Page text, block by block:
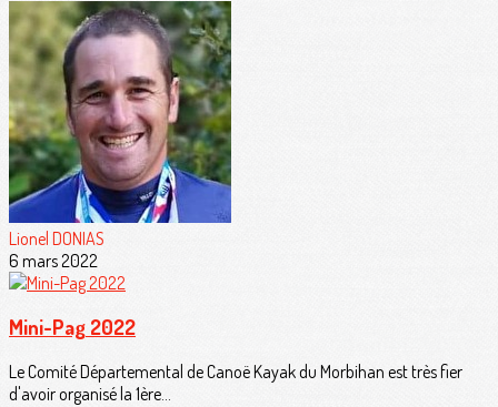
Lionel DONIAS
6 mars 2022
Mini-Pag 2022
Le Comité Départemental de Canoë Kayak du Morbihan est très fier
d'avoir organisé la 1ère...